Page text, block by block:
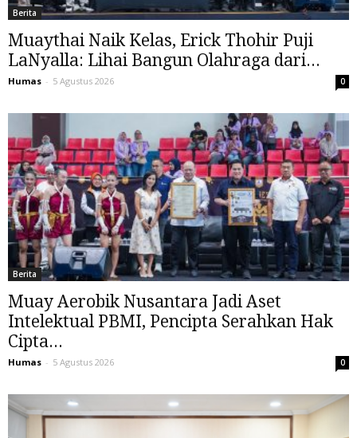
Berita
Muaythai Naik Kelas, Erick Thohir Puji
LaNyalla: Lihai Bangun Olahraga dari...
Humas - 5 Agustus 2026 0
Berita
Muay Aerobik Nusantara Jadi Aset
Intelektual PBMI, Pencipta Serahkan Hak
Cipta...
Humas - 5 Agustus 2026 0